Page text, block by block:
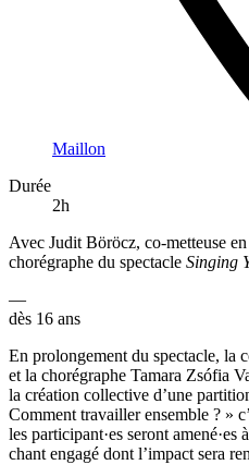
Maillon
Durée
2h
Avec Judit Böröcz, co-metteuse
chorégraphe du spectacle Singing
—
dès 16 ans
En prolongement du spectacle, la
et la chorégraphe Tamara Zsófia
la création collective d’une
Comment travailler ensemble ? »
les participant·es seront
chant engagé dont l’impact sera